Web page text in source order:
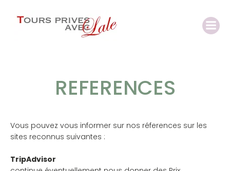
REFERENCES
Vous pouvez vous informer sur nos réferences sur les
sites reconnus suivantes :
TripAdvisor